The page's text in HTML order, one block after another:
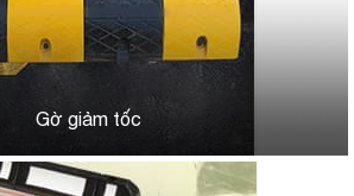
Gờ giảm tốc